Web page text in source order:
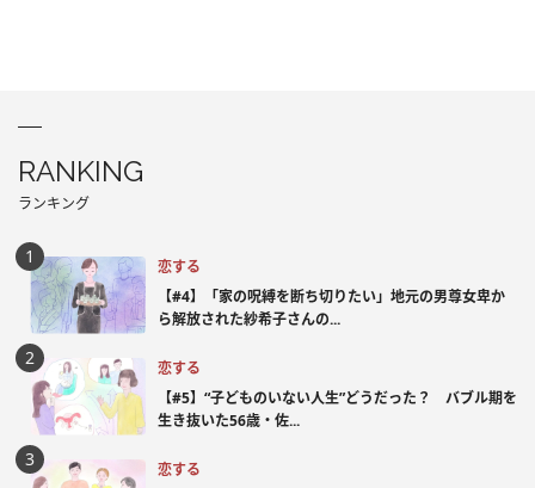
RANKING
ランキング
恋する
【#4】「家の呪縛を断ち切りたい」地元の男尊女卑か
ら解放された紗希子さんの...
恋する
【#5】“子どものいない人生”どうだった？ バブル期を
生き抜いた56歳・佐...
恋する